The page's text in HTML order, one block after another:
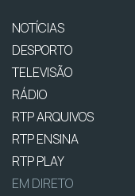
NOTÍCIAS
DESPORTO
TELEVISÃO
RÁDIO
RTP ARQUIVOS
RTP ENSINA
RTP PLAY
EM DIRETO